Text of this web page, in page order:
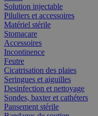
Solution injectable
Piluliers et accessoires
Matériel stérile
Stomacare
Accessoires
Incontinence
Feutre
Cicatrisation des plaies
Seringues et aiguilles
Desinfection et nettoyage
Sondes, baxter et cathéters
Pansement stérile